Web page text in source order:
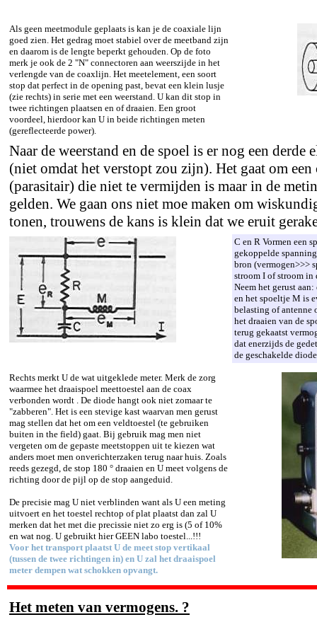
Als geen meetmodule geplaats is kan je de coaxiale lijn
goed zien. Het gedrag moet stabiel over de meetband zijn
en daarom is de lengte beperkt gehouden. Op de foto
merk je ook de 2 "N" connectoren aan weerszijde in het
verlengde van de coaxlijn. Het meetelement, een soort
stop dat perfect in de opening past, bevat een klein lusje
(zie rechts) in serie met een weerstand. U kan dit stop in
twee richtingen plaatsen en of draaien. Een groot
voordeel, hierdoor kan U in beide richtingen meten
(gereflecteerde power).
Naar de weerstand en de spoel is er nog een derde
(niet omdat het verstopt zou zijn). Het gaat om
(parasitair) die niet te vermijden is maar in de
gelden. We gaan ons niet moe maken om
tonen, trouwens de kans is klein dat we eruit
C en R Vormen een
gekoppelde
bron (vermogen>>>
stroom I of stroom in
Neem het gerust
en het spoeltje M is
belasting of antenne
het draaien van de
terug gekaatst
dat enerzijds de
de geschakelde
Rechts merkt U de wat uitgeklede meter. Merk de zorg
waarmee het draaispoel meettoestel aan de coax
verbonden wordt . De diode hangt ook niet zomaar te
"zabberen". Het is een stevige kast waarvan men gerust
mag stellen dat het om een veldtoestel (te gebruiken
buiten in the field) gaat. Bij gebruik mag men niet
vergeten om de gepaste meetstoppen uit te kiezen wat
anders moet men onverichterzaken terug naar huis. Zoals
reeds gezegd, de stop 180 ° draaien en U meet volgens de
richting door de pijl op de stop aangeduid.
De precisie mag U niet verblinden want als U een meting
uitvoert en het toestel rechtop of plat plaatst dan zal U
merken dat het met die precissie niet zo erg is (5 of 10%
en wat nog. U gebruikt hier GEEN labo toestel...!!!
Voor het transport plaatst U de meet stop vertikaal
(tussen de twee richtingen in) en U zal het draaispoel
meter dempen wat schokken opvangt.
Het meten van vermogens. ?